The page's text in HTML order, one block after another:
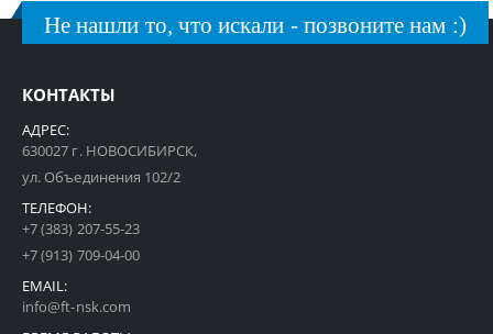
Не нашли то, что искали - позвоните нам :)
КОНТАКТЫ
АДРЕС:
630027 г. НОВОСИБИРСК,
ул. Объединения 102/2
ТЕЛЕФОН:
+7 (383) 207-55-23
+7 (913) 709-04-00
EMAIL:
info@ft-nsk.com